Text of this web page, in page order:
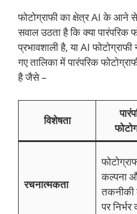
फोटोग्राफी का क्षेत्र AI के आने
सवाल उठता है कि क्या पारंपरिक
प्रभावशाली है, या AI
गए तालिका में पारंपरिक
है जैसे –
विशेषता
रचनात्मकता
कल्पना
पर